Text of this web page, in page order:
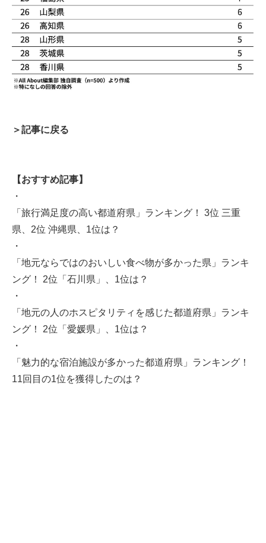
＞記事に戻る
【おすすめ記事】
・
「旅行満足度の高い都道府県」ランキング！ 3位 三重
県、2位 沖縄県、1位は？
・
「地元ならではのおいしい食べ物が多かった県」ランキ
ング！ 2位「石川県」、1位は？
・
「地元の人のホスピタリティを感じた都道府県」ランキ
ング！ 2位「愛媛県」、1位は？
・
「魅力的な宿泊施設が多かった都道府県」ランキング！
11回目の1位を獲得したのは？